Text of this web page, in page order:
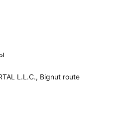
L.L.C., Bignut route